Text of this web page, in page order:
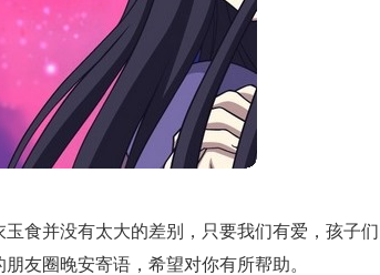
食并没有太大的差别，只要我们有爱，孩子们
友圈晚安寄语，希望对你有所帮助。